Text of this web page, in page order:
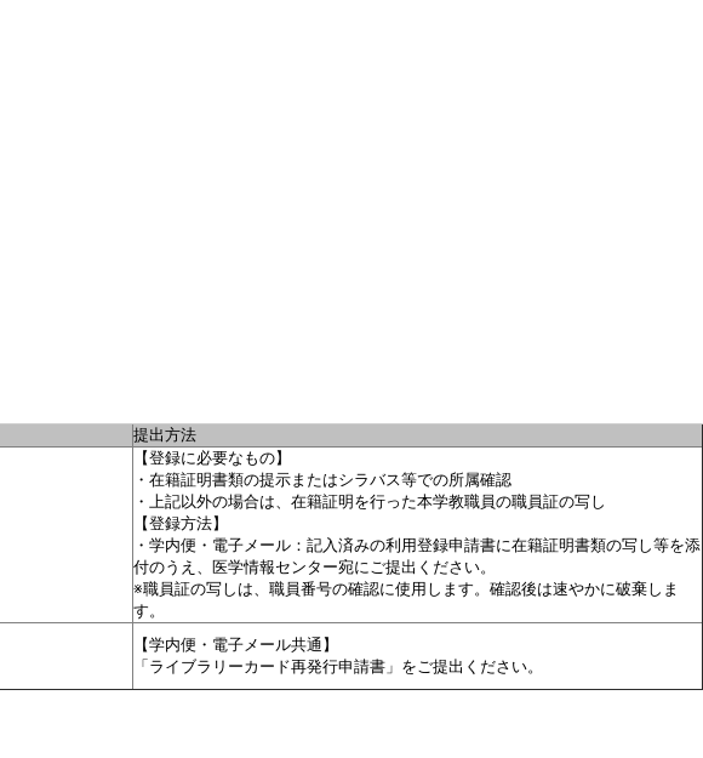
提出方法
【登録に必要なもの】
・在籍証明書類の提示またはシラバス等での所属確認
・上記以外の場合は、在籍証明を行った本学教職員の職員証の写し
【登録方法】
・学内便・電子メール：記入済みの利用登録申請書に在籍証明書類の写し等を添
付のうえ、医学情報センター宛にご提出ください。
※職員証の写しは、職員番号の確認に使用します。確認後は速やかに破棄しま
す。
【学内便・電子メール共通】
「ライブラリーカード再発行申請書」をご提出ください。